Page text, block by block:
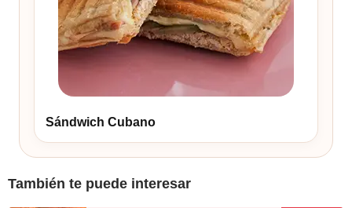
Sándwich Cubano
También te puede interesar